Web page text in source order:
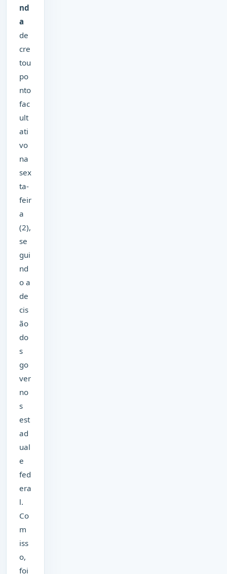
nd
a
de
cre
tou
po
nto
fac
ult
ati
vo
na
sex
ta-
feir
a
(2),
se
gui
nd
o a
de
cis
ão
do
s
go
ver
no
s
est
ad
ual
e
fed
era
l.
Co
m
iss
o,
foi